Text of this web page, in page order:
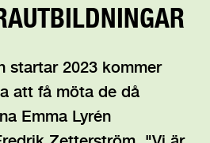
startar 2023 kommer
att få möta de då
Emma Lyrén